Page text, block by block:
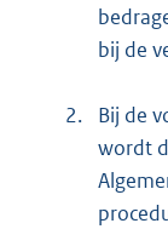
bij de
2.
Bij de
wordt